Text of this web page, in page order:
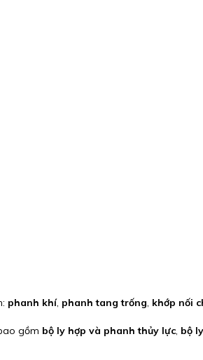
phanh khí, phanh tang trống, khớp nối
gồm bộ ly hợp và phanh thủy lực, bộ